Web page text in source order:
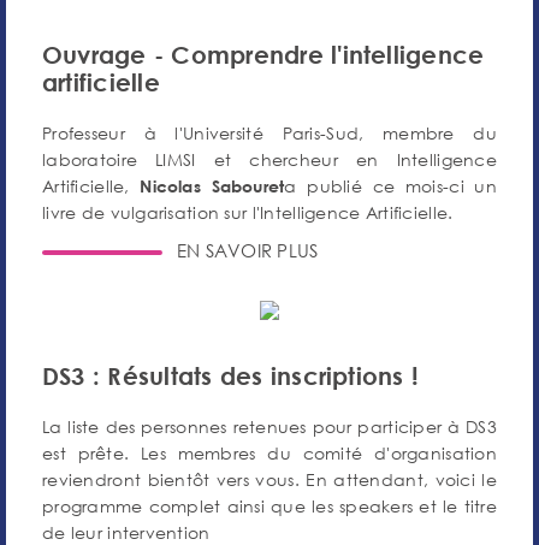
Ouvrage - Comprendre l'intelligence
artificielle
Professeur à l'Université Paris-Sud, membre du
laboratoire LIMSI et chercheur en Intelligence
Artificielle,
Nicolas Saboureta publié ce mois-ci un
livre de vulgarisation sur l'Intelligence Artificielle.
EN SAVOIR PLUS
DS3 : Résultats des inscriptions !
La liste des personnes retenues pour participer à DS3
est prête. Les membres du comité d'organisation
reviendront bientôt vers vous. En attendant, voici le
programme complet ainsi que les speakers et le titre
de leur intervention